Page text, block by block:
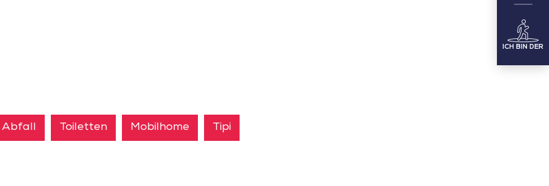
ICH BIN DER
Abfall Toiletten Mobilhome Tipi